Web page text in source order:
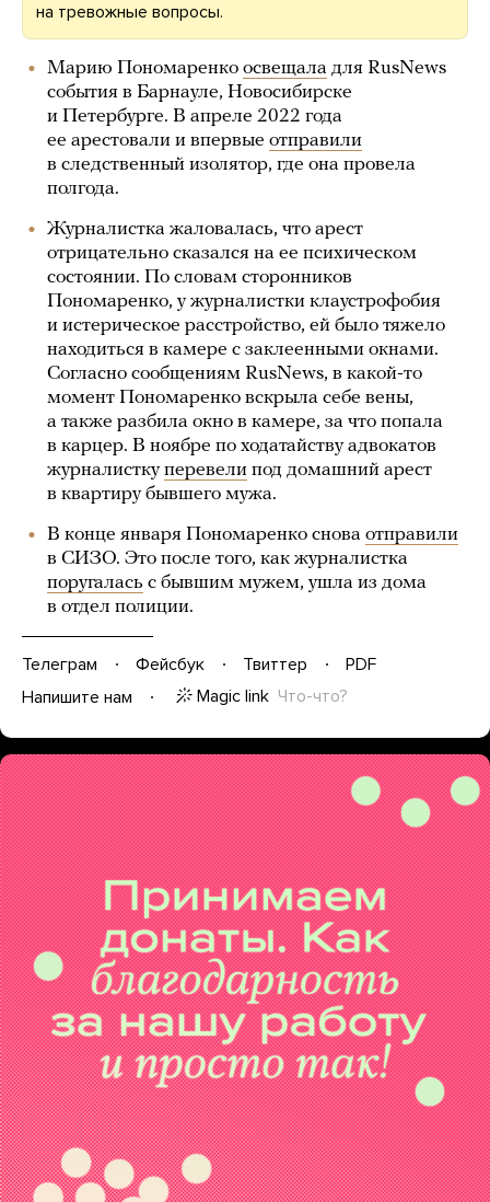
на тревожные вопросы.
Марию Пономаренко освещала для RusNews
события в Барнауле, Новосибирске
и Петербурге. В апреле 2022 года
ее арестовали и впервые отправили
в следственный изолятор, где она провела
полгода.
Журналистка жаловалась, что арест
отрицательно сказался на ее психическом
состоянии. По словам сторонников
Пономаренко, у журналистки клаустрофобия
и истерическое расстройство, ей было тяжело
находиться в камере с заклеенными окнами.
Согласно сообщениям RusNews, в какой-то
момент Пономаренко вскрыла себе вены,
а также разбила окно в камере, за что попала
в карцер. В ноябре по ходатайству адвокатов
журналисткуперевели под домашний арест
в квартиру бывшего мужа.
В конце января Пономаренко снова отправили
в СИЗО. Это после того, как журналистка
поругалась с бывшим мужем, ушла из дома
в отдел полиции.
Телеграм Фейсбук Твиттер
PDF
Напишите нам
Magic link Что-что?